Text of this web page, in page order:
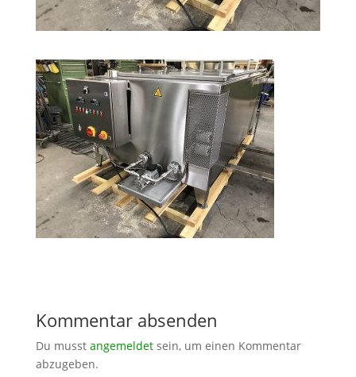
Kommentar absenden
Du musst angemeldetsein, um einen Kommentar
abzugeben.